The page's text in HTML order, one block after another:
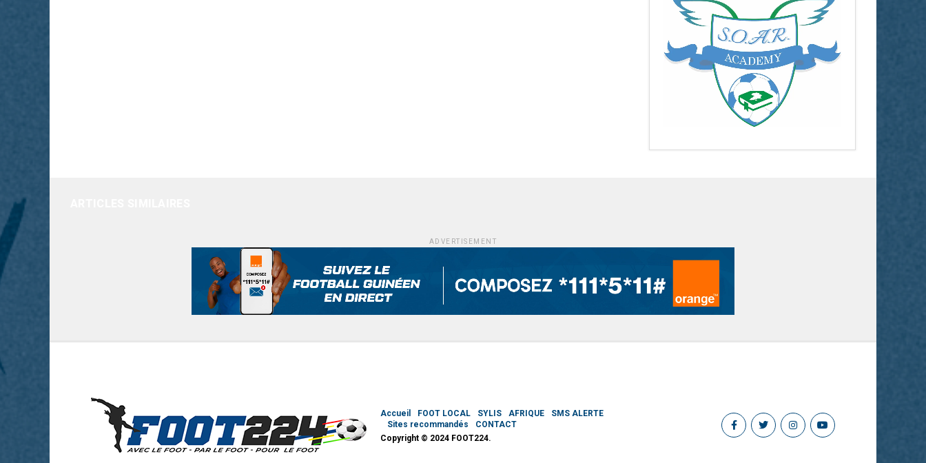
ADVERTISEMENT
Accueil FOOT LOCAL SYLIS AFRIQUE
SMS ALERTE
Sites recommandés
CONTACT
Copyright © 2024 FOOT224.